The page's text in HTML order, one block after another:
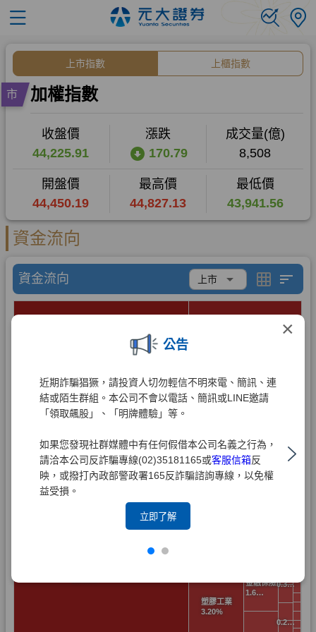
×
公告
近期詐騙猖獗，請投資人切勿輕信不明來電、簡訊、連
結或陌生群組。本公司不會以電話、簡訊或LINE邀請
「領取飆股」、「明牌體驗」等。
如果您發現社群媒體中有任何假借本公司名義之行為，
請洽本公司反詐騙專線(02)35181165或客服信箱反
映，或撥打內政部警政署165反詐騙諮詢專線，以免權
益受損。
立即了解